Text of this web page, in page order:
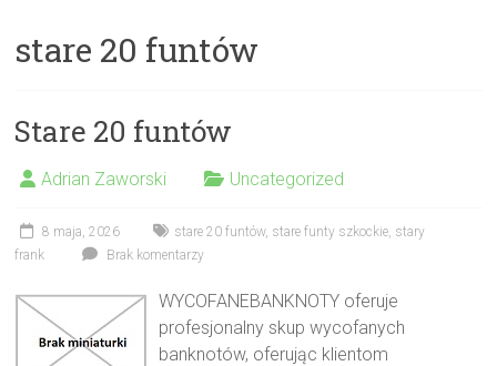
stare 20 funtów
Stare 20 funtów
Adrian Zaworski Uncategorized
8 maja, 2026 stare 20 funtów, stare funty szkockie, stary
frank
Brak komentarzy
WYCOFANEBANKNOTY oferuje
profesjonalny skup wycofanych
banknotów, oferując klientom